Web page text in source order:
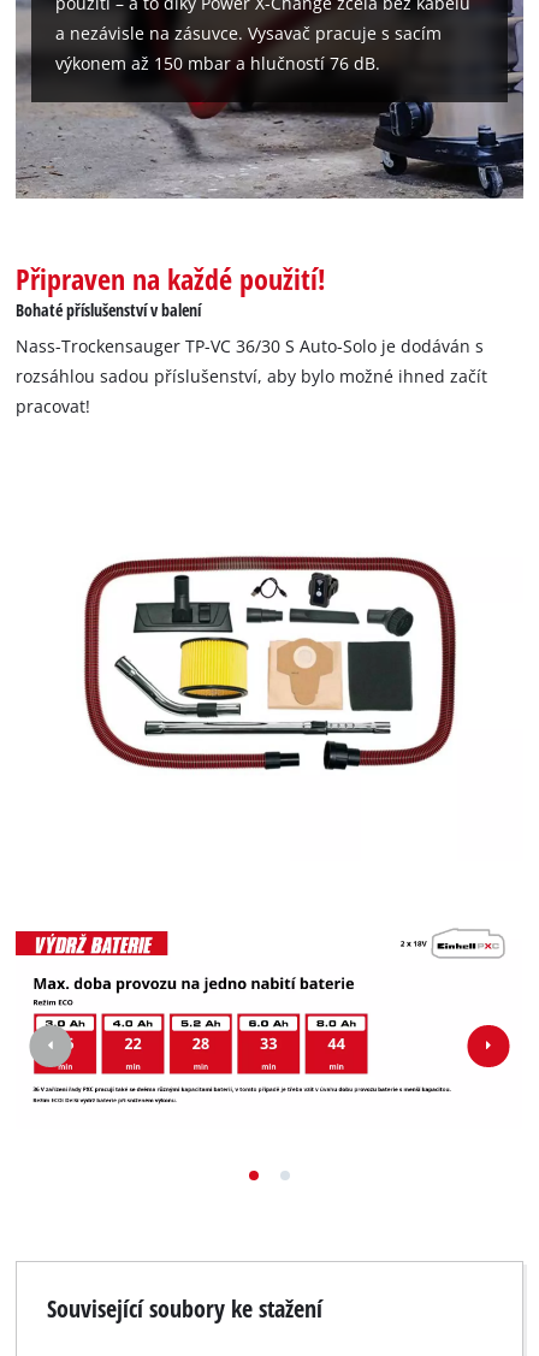
a nezávisle na zásuvce. Vysavač pracuje s sacím
výkonem až 150 mbar a hlučností 76 dB.
Připraven na každé použití!
Bohaté příslušenství v balení
Nass-Trockensauger TP-VC 36/30 S Auto-Solo je dodáván s
rozsáhlou sadou příslušenství, aby bylo možné ihned začít
pracovat!
Související soubory ke stažení